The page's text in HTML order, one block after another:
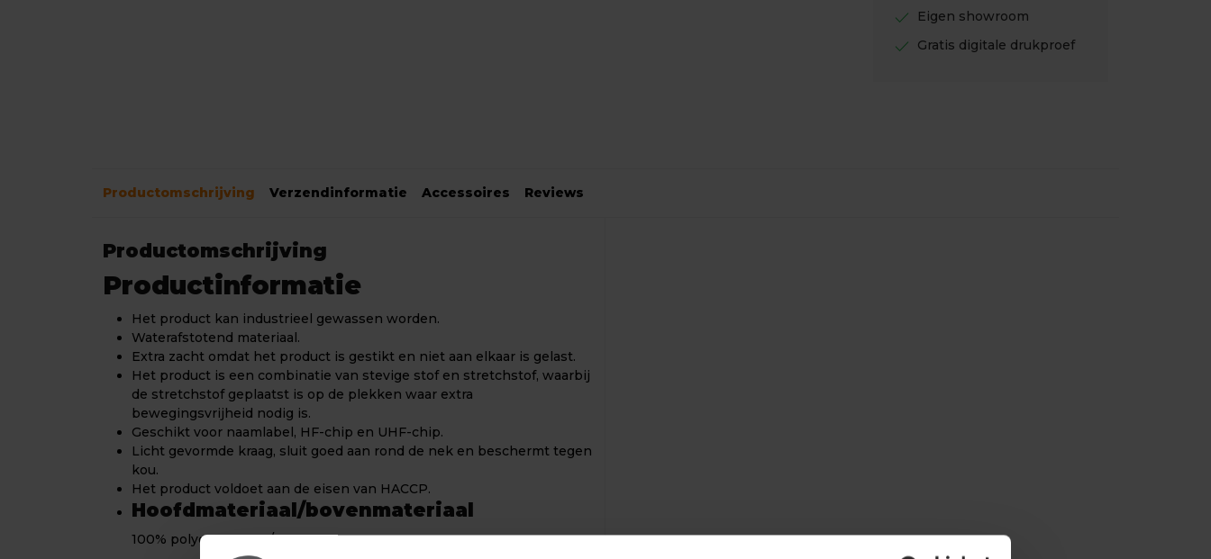
check Eigen showroom
check Gratis digitale drukproef
Productomschrijving Verzendinformatie Accessoires Reviews
Productomschrijving
Productinformatie
Het product kan industrieel gewassen worden.
Waterafstotend materiaal.
Extra zacht omdat het product is gestikt en niet aan elkaar is gelast.
Het product is een combinatie van stevige stof en stretchstof, waarbij
de stretchstof geplaatst is op de plekken waar extra
bewegingsvrijheid nodig is.
Geschikt voor naamlabel, HF-chip en UHF-chip.
Licht gevormde kraag, sluit goed aan rond de nek en beschermt tegen
kou.
Het product voldoet aan de eisen van HACCP.
Hoofdmateriaal/bovenmateriaal
100% polyester260 g/m²